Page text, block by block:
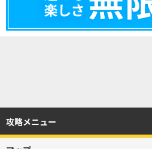
攻略メニュー